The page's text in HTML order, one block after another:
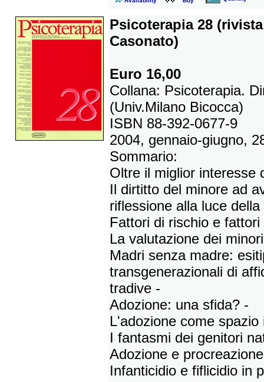
Psicoterapia 28
Casonato)
Euro 16,00
Collana: Psicoterapia.
(Univ.Milano Bicocca)
ISBN 88-392-0677-9
2004, gennaio-giugno,
Sommario:
Oltre il miglior interesse
Il dirtitto del minore ad
riflessione alla luce
Fattori di rischio e
La valutazione dei
Madri senza madre:
transgenerazionali di
tradive -
Adozione: una sfida? -
L'adozione come
I fantasmi dei genitori
Adozione e
Infanticidio e fiflicidio in